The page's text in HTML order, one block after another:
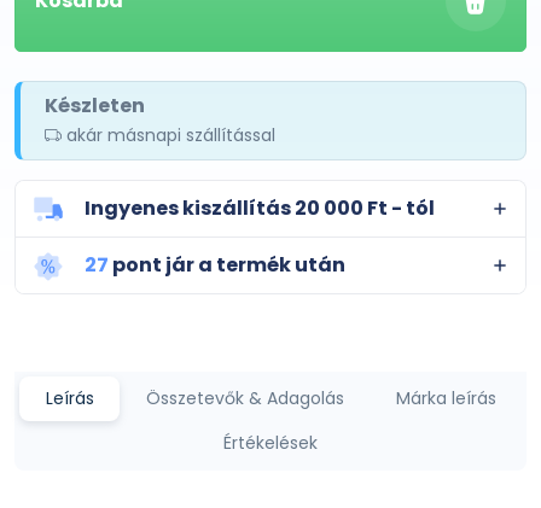
Készleten
akár másnapi szállítással
Ingyenes kiszállítás 20 000 Ft - tól
27 pont jár a termék után
Leírás Összetevők & Adagolás
Márka leírás
Értékelések